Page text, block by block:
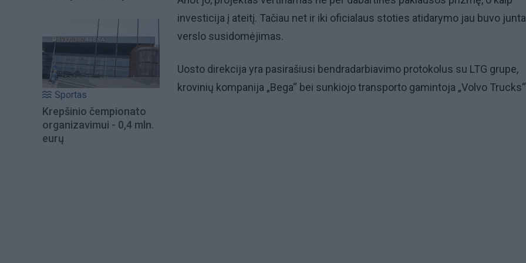
Sportas
Krepšinio čempionato
organizavimui - 0,4 mln.
eurų
investicija į ateitį. Tačiau net ir iki oficialaus stoties atidarymo jau buvo
verslo susidomėjimas.
Uosto direkcija yra pasirašiusi bendradarbiavimo protokolus su LTG grupe,
krovinių kompanija „Bega“ bei sunkiojo transporto gamintoja „Volvo